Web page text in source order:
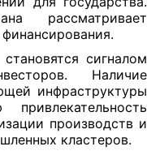
рассматривает
сигналом
Наличие
инфраструктуры
производств и
кластеров.